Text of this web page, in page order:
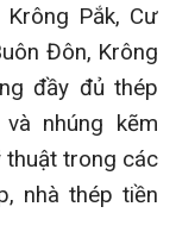
Pắk, Cư
Đôn, Krông
đầy đủ thép
nhúng kẽm
thuật trong các
nhà thép tiền